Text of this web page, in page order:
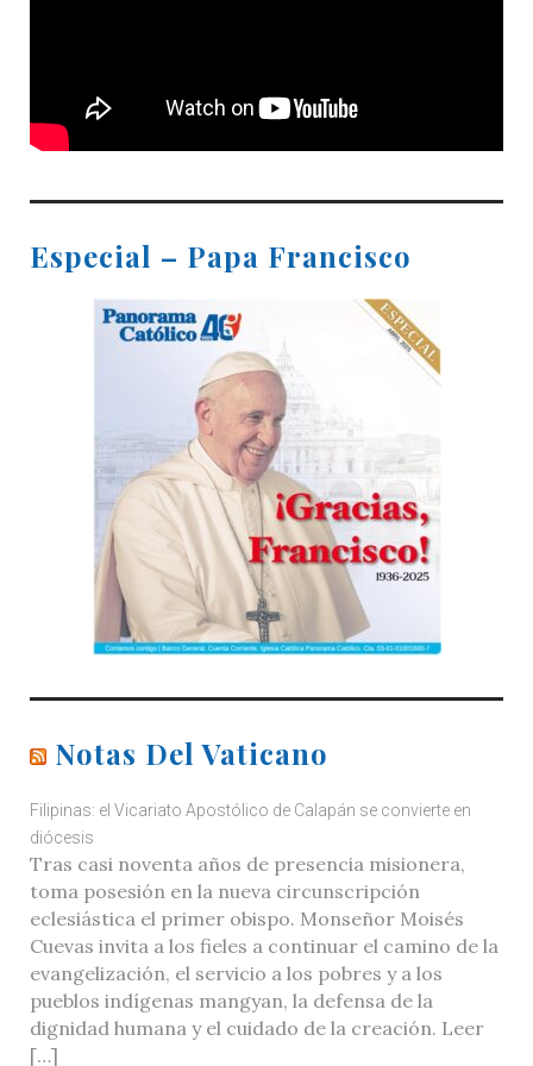
Especial – Papa Francisco
Notas Del Vaticano
Filipinas: el Vicariato Apostólico de Calapán se convierte en
diócesis
Tras casi noventa años de presencia misionera,
toma posesión en la nueva circunscripción
eclesiástica el primer obispo. Monseñor Moisés
Cuevas invita a los fieles a continuar el camino de la
evangelización, el servicio a los pobres y a los
pueblos indígenas mangyan, la defensa de la
dignidad humana y el cuidado de la creación. Leer
[…]